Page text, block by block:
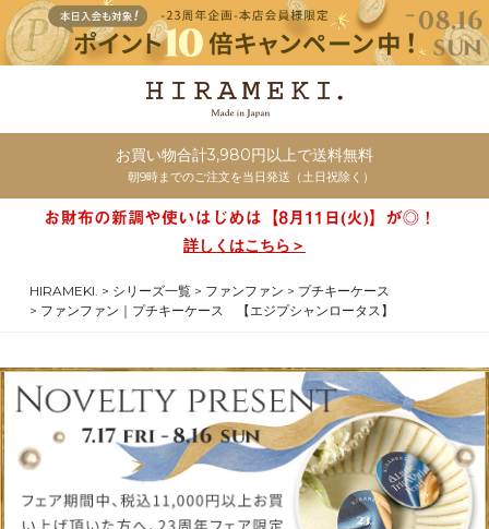
お買い物合計3,980円以上で送料無料
朝9時までのご注文を当日発送（土日祝除く）
詳しくはこちら＞
HIRAMEKI. シリーズ一覧 ファンファン
プチキーケース
ファンファン｜プチキーケース 【エジプシャンロータス】